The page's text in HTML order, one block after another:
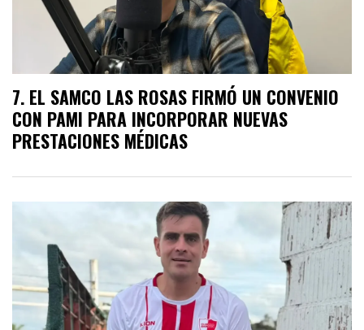
EL SAMCO LAS ROSAS FIRMÓ UN CONVENIO
CON PAMI PARA INCORPORAR NUEVAS
PRESTACIONES MÉDICAS